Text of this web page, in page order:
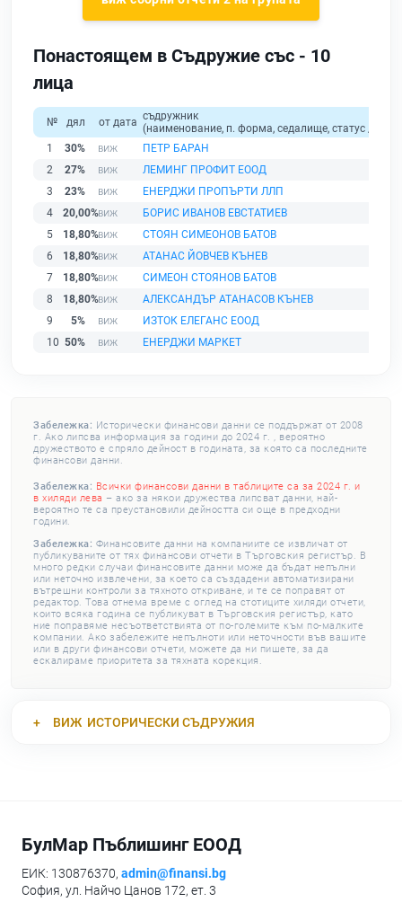
Понастоящем в Съдружие със - 10
лица
№ дял от дата съдружник
(наименование, п. форма, седалище, статус /
1
30%
ПЕТР БАРАН
2
27%
ЛЕМИНГ ПРОФИТ ЕООД
3
23%
ЕНЕРДЖИ ПРОПЪРТИ ЛЛП
4
20,00%
БОРИС ИВАНОВ ЕВСТАТИЕВ
5
18,80%
СТОЯН СИМЕОНОВ БАТОВ
6
18,80%
АТАНАС ЙОВЧЕВ КЪНЕВ
7
18,80%
СИМЕОН СТОЯНОВ БАТОВ
8
18,80%
АЛЕКСАНДЪР АТАНАСОВ КЪНЕВ
9
5%
ИЗТОК ЕЛЕГАНС ЕООД
10 50% ЕНЕРДЖИ МАРКЕТ
Забележка: Исторически финансови данни се поддържат от 2008
г. Ако липсва информация за години до 2024 г. , вероятно
дружеството е спряло дейност в годината, за която са последните
финансови данни.
Забележка: Всички финансови данни в таблиците са за 2024 г. и
в хиляди лева – ако за някои дружества липсват данни, най-
вероятно те са преустановили дейността си още в предходни
години.
Забележка: Финансовите данни на компаниите се извличат от
публикуваните от тях финансови отчети в Търговския регистър. В
много редки случаи финансовите данни може да бъдат непълни
или неточно извлечени, за което са създадени автоматизирани
вътрешни контроли за тяхното откриване, и те се поправят от
редактор. Това отнема време с оглед на стотиците хиляди отчети,
които всяка година се публикуват в Търговския регистър, като
ние поправяме несъответствията от по-големите към по-малките
компании. Ако забележите непълноти или неточности във вашите
или в други финансови отчети, можете да ни пишете, за да
ескалираме приоритета за тяхната корекция.
ВИЖ ИСТОРИЧЕСКИ СЪДРУЖИЯ
БулМар Пъблишинг ЕООД
ЕИК: 130876370, admin@finansi.bg
София, ул. Найчо Цанов 172, ет. 3